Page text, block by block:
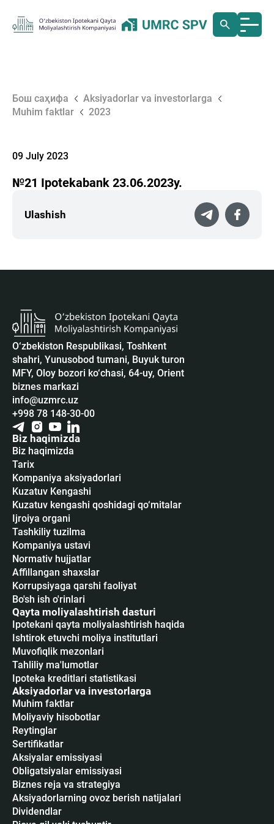
Бош саҳифа
Aksiyadorlar va investorlarga
Muhim faktlar
2023
09 July 2023
№21 Ipotekabank 23.06.2023у.
Ulashish
O‘zbekiston Respublikasi, Toshkent
shahri, Yunusobod tumani, Buyuk turon
MFY, Oloy bozori ko‘chasi, 64-uy, Orient
biznes markazi
info@uzmrc.uz
+998 78 148-30-00
Biz haqimizda
Biz haqimizda
Tarix
Kompaniya aksiyadorlari
Kuzatuv Kengashi
Kuzatuv kengashi qoshidagi qo‘mitalar
Ijroiya organi
Tashkiliy tuzilma
Kompaniya ustavi
Normativ hujjatlar
Affillangan shaxslar
Korrupsiyaga qarshi faoliyat
Bo'sh ish o'rinlari
Qayta moliyalashtirish dasturi
Ipotekani qayta moliyalashtirish haqida
Ishtirok etuvchi moliya institutlari
Muvofiqlik mezonlari
Tahliliy ma'lumotlar
Ipoteka kreditlari statistikasi
Aksiyadorlar va investorlarga
Muhim faktlar
Moliyaviy hisobotlar
Reytinglar
Sertifikatlar
Аksiyalar emissiyasi
Obligatsiyalar emissiyasi
Biznes reja va strategiya
Aksiyadorlarning ovoz berish natijalari
Dividendlar